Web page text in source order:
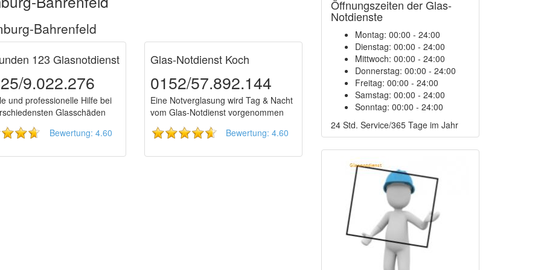
Bahrenfeld
123 Glasnotdienst
9.022.276
und professionelle Hilfe bei
Glasschäden
Bewertung: 4.60
Glas-Notdienst Koch
0152/57.892.144
Eine Notverglasung wird Tag & Nacht
vom Glas-Notdienst vorgenommen
Bewertung: 4.60
Öffnungszeiten der Glas-
Notdienste
Montag: 00:00 - 24:00
Dienstag: 00:00 - 24:00
Mittwoch: 00:00 - 24:00
Donnerstag: 00:00 - 24:00
Freitag: 00:00 - 24:00
Samstag: 00:00 - 24:00
Sonntag: 00:00 - 24:00
24 Std. Service/365 Tage im Jahr